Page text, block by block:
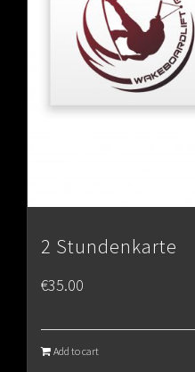
2 Stundenkarte
€35.00
Add to cart